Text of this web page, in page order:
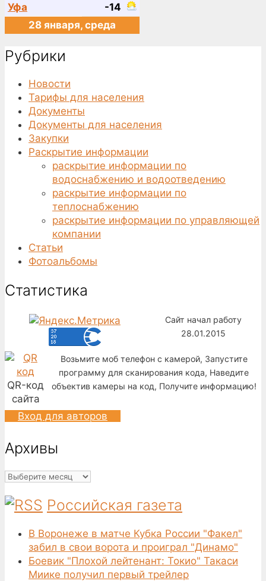
Уфа
-14
28 января, среда
Рубрики
Новости
Тарифы для населения
Документы
Документы для населения
Закупки
Раскрытие информации
раскрытие информации по
водоснабжению и водоотведению
раскрытие информации по
теплоснабжению
раскрытие информации по управляющей
компании
Статьи
Фотоальбомы
Статистика
Сайт начал работу
28.01.2015
QR-код
сайта
Возьмите моб телефон с камерой, Запустите
программу для сканирования кода, Наведите
объектив камеры на код, Получите информацию!
Вход для авторов
Архивы
Архивы
Российская газета
В Воронеже в матче Кубка России "Факел"
забил в свои ворота и проиграл "Динамо"
Боевик "Плохой лейтенант: Токио" Такаси
Миике получил первый трейлер